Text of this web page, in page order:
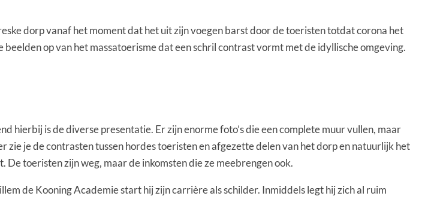
dorp vanaf het moment dat het uit zijn voegen barst door de toeristen totdat corona het
op van het massatoerisme dat een schril contrast vormt met de idyllische omgeving.
hierbij is de diverse presentatie. Er zijn enorme foto’s die een complete muur vullen, maar
je de contrasten tussen hordes toeristen en afgezette delen van het dorp en natuurlijk het
toeristen zijn weg, maar de inkomsten die ze meebrengen ook.
de Kooning Academie start hij zijn carrière als schilder. Inmiddels legt hij zich al ruim